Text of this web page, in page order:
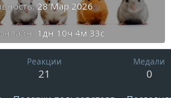
28 Мар 2026
1дн 10ч 4м 33с
Реакции
21
Медали
0